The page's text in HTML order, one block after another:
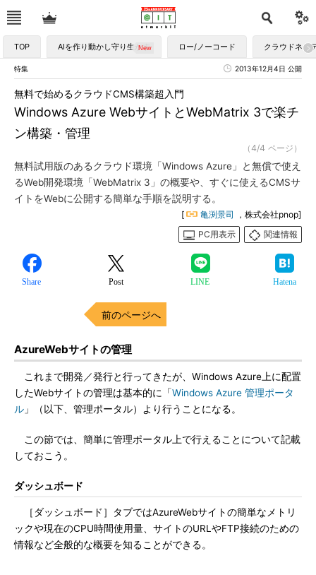
TOP AIを作り動かし守り生かす ロー/ノーコード クラウドネイ
特集 2013年12月4日 公開
Windows Azure WebサイトとWebMatrix 3で楽チ
ン構築・管理
無料で始めるクラウドCMS構築超入門
（4/4 ページ）
無料試用版のあるクラウド環境「Windows Azure」と無償で使え
るWeb開発環境「WebMatrix 3」の概要や、すぐに使えるCMSサ
イトをWebに公開する簡単な手順を説明する。
[ 亀渕景司
，株式会社pnop]
PC用表示
関連情報
Share Post LINE Hatena
前のページへ
AzureWebサイトの管理
これまで開発／発行と行ってきたが、Windows Azure上に配置
したWebサイトの管理は基本的に「Windows Azure 管理ポータ
ル 」（以下、管理ポータル）より行うことになる。
この節では、簡単に管理ポータル上で行えることについて記載
しておこう。
ダッシュボード
［ダッシュボード］タブではAzureWebサイトの簡単なメトリ
ックや現在のCPU時間使用量、サイトのURLやFTP接続のための
情報など全般的な概要を知ることができる。